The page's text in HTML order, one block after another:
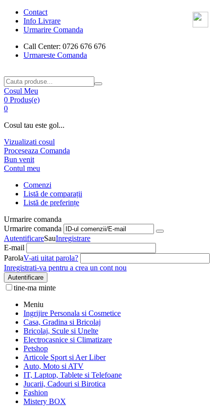
Contact
Info Livrare
Urmarire Comanda
Call Center: 0726 676 676
Urmareste Comanda
Cosul Meu
0 Produs(e)
0
Cosul tau este gol...
Vizualizati cosul
Proceseaza Comanda
Bun venit
Contul meu
Comenzi
Listă de comparații
Listă de preferințe
Urmarire comanda
Urmarire comanda
AutentificareSauInregistrare
E-mail
ParolaV-ati uitat parola?
Inregistrati-va pentru a crea un cont nou
Autentificare
tine-ma minte
Meniu
Ingrijire Personala si Cosmetice
Casa, Gradina si Bricolaj
Bricolaj, Scule si Unelte
Electrocasnice si Climatizare
Petshop
Articole Sport si Aer Liber
Auto, Moto si ATV
IT, Laptop, Tablete si Telefoane
Jucarii, Cadouri si Birotica
Fashion
Mistery BOX